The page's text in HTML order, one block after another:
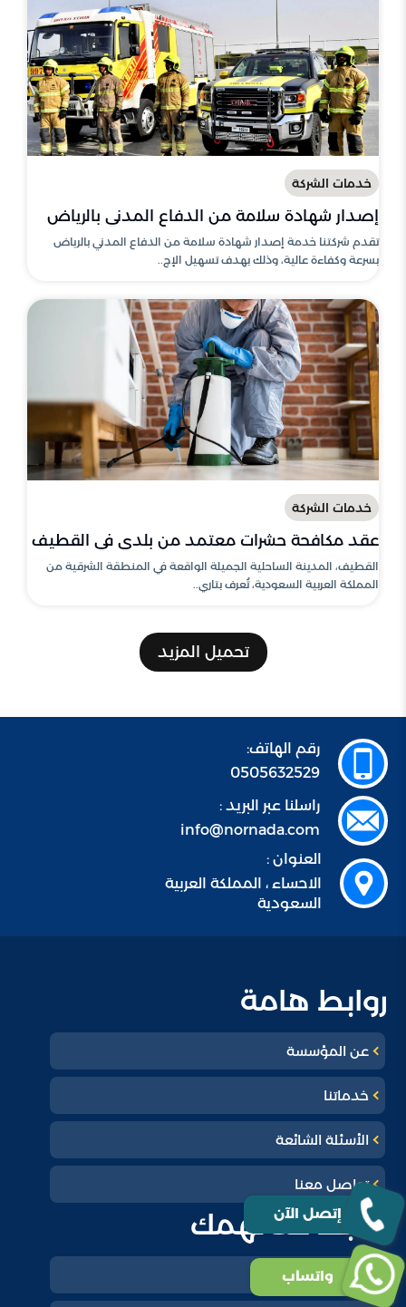
خدمات الشركة
إصدار شهادة سلامة من الدفاع المدني بالرياض
تقدم شركتنا خدمة إصدار شهادة سلامة من الدفاع المدني بالرياض
بسرعة وكفاءة عالية، وذلك بهدف تسهيل الإج..
خدمات الشركة
عقد مكافحة حشرات معتمد من بلدي في القطيف
القطيف، المدينة الساحلية الجميلة الواقعة في المنطقة الشرقية من
المملكة العربية السعودية، تُعرف بتاري..
تحميل المزيد
رقم الهاتف:
0505632529
راسلنا عبر البريد :
info@nornada.com
العنوان :
الاحساء ، المملكة العربية
السعودية
روابط هامة
عن المؤسسة
خدماتنا
الأسئلة الشائعة
تواصل معنا
روابط قد تهمك
سياسة الخصوصية
إتصل الآن
واتساب